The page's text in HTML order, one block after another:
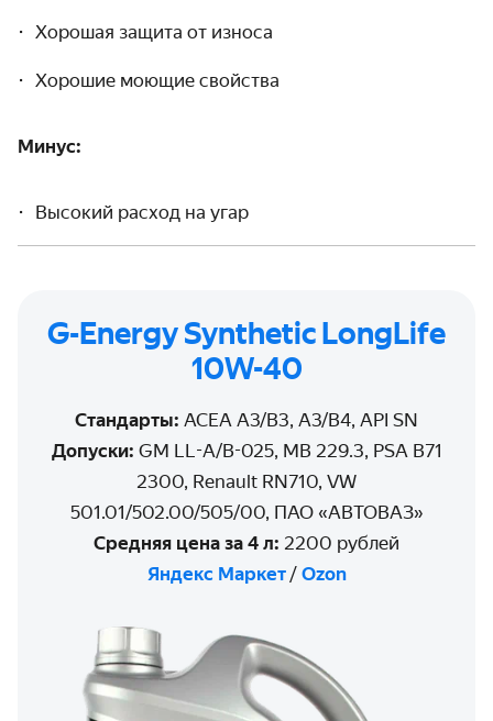
Хорошая защита от износа
Хорошие моющие свойства
Минус:
Высокий расход на угар
G-Energy Synthetic LongLife
10W-40
Стандарты: ACEA A3/B3, A3/B4, API SN
Допуски: GM LL-A/B-025, MB 229.3, PSA B71
2300, Renault RN710, VW
501.01/502.00/505/00, ПАО «АВТОВАЗ»
Средняя цена за 4 л: 2200 рублей
Яндекс Маркет/ Ozon